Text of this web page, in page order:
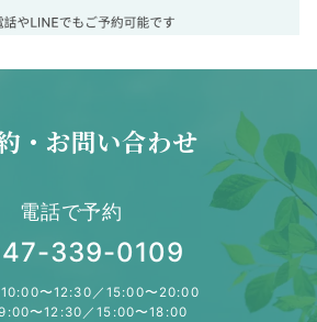
・お問い合わせ
電話で予約
339-0109
10:00〜12:30／15:00〜20:00
9:00〜12:30／15:00〜18:00